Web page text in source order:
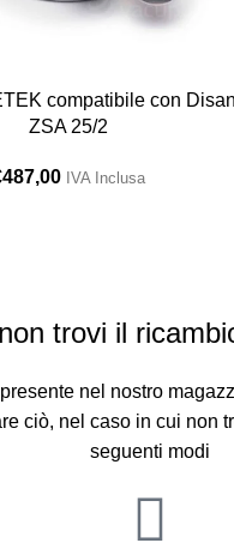
compatibile con Disan
ZSA 25/2
487,00 IVA Inclusa
trovi il
nel nostro
ciò, nel caso in cui
seguenti modi